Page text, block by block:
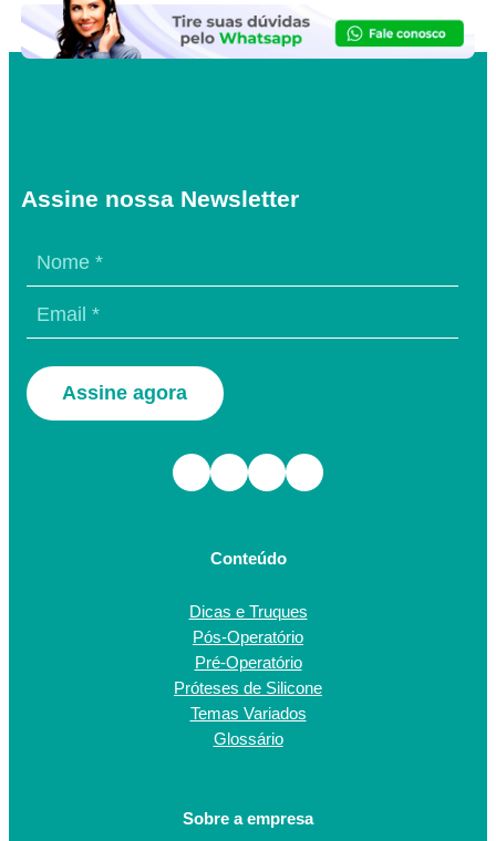
Assine nossa Newsletter
Assine agora
Facebook Instagram TikTok Youtube
Conteúdo
Dicas e Truques
Pós-Operatório
Pré-Operatório
Próteses de Silicone
Temas Variados
Glossário
Sobre a empresa